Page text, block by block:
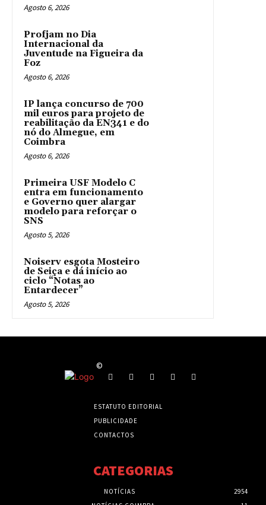
Agosto 6, 2026
Profjam no Dia
Internacional da
Juventude na Figueira da
Foz
Agosto 6, 2026
IP lança concurso de 700
mil euros para projeto de
reabilitação da EN341 e do
nó do Almegue, em
Coimbra
Agosto 6, 2026
Primeira USF Modelo C
entra em funcionamento
e Governo quer alargar
modelo para reforçar o
SNS
Agosto 5, 2026
Noiserv esgota Mosteiro
de Seiça e dá início ao
ciclo “Notas ao
Entardecer”
Agosto 5, 2026
©
ESTATUTO EDITORIAL
PUBLICIDADE
CONTACTOS
CATEGORIAS
NOTÍCIAS
2954